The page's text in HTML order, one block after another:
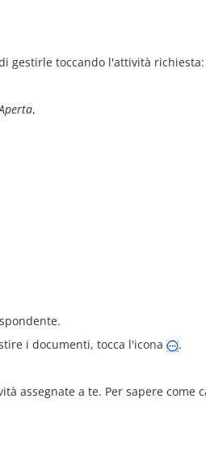
gestirle toccando l'attività richiesta:
,
i documenti, tocca l'icona
.
assegnate a te. Per sapere come